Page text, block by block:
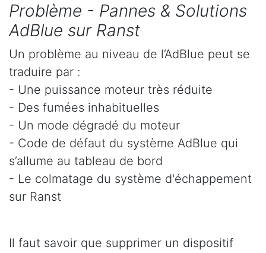
Problème - Pannes & Solutions
AdBlue sur Ranst
Un problème au niveau de l’AdBlue peut se
traduire par :
- Une puissance moteur très réduite
- Des fumées inhabituelles
- Un mode dégradé du moteur
- Code de défaut du système AdBlue qui
s’allume au tableau de bord
- Le colmatage du système d'échappement
sur Ranst
Il faut savoir que supprimer un dispositif